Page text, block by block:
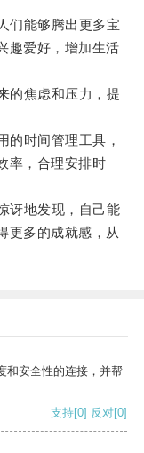
能够腾出更多宝
趣爱好，增加生活
焦虑和压力，提
时间管理工具，
率，合理安排时
地发现，自己能
更多的成就感，从
和安全性的连接，并帮
支持[0] 反对[0]